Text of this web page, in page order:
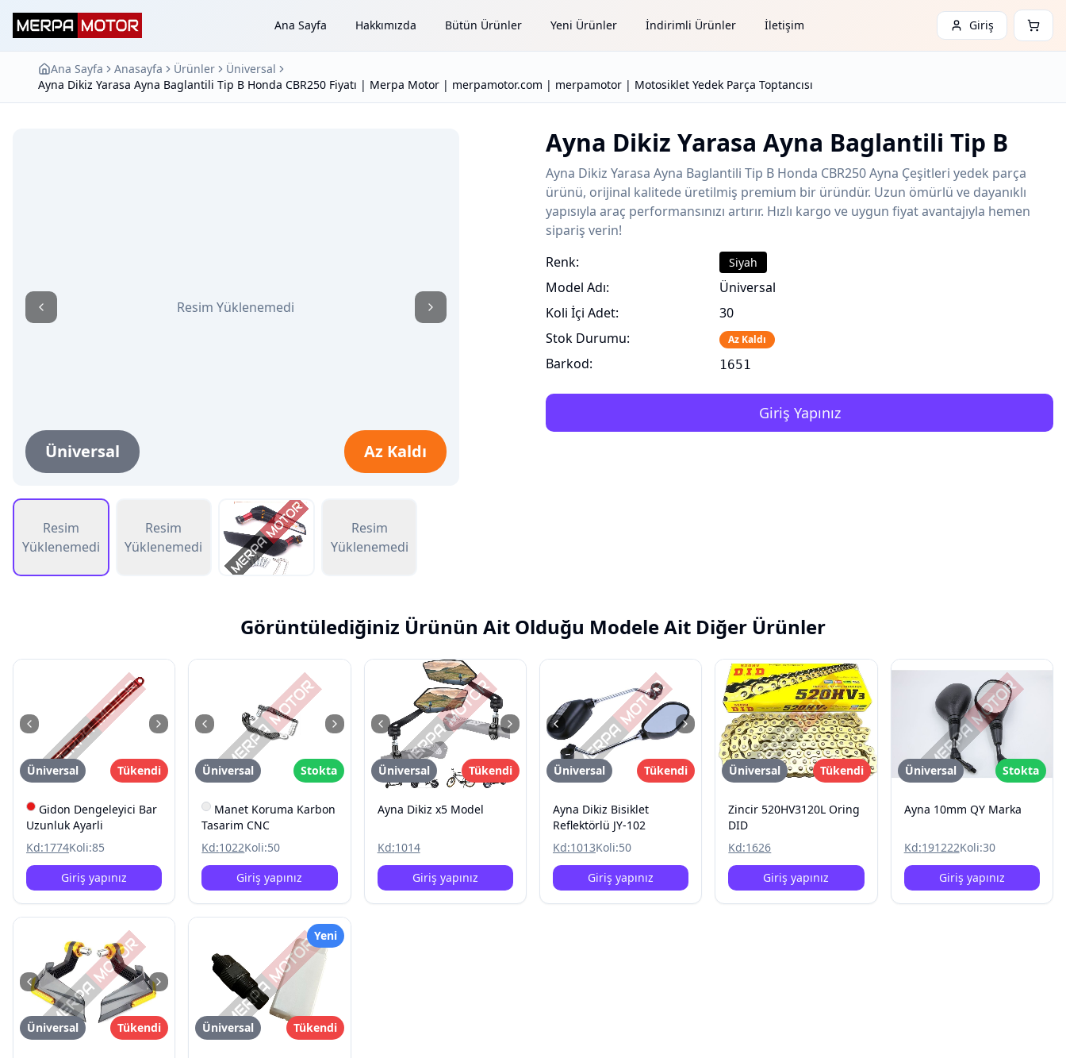
Ana Sayfa Hakkımızda Bütün Ürünler Yeni Ürünler İndirimli Ürünler İletişim Giriş
Ana Sayfa Anasayfa Ürünler
Üniversal
Ayna Dikiz Yarasa Ayna Baglantili Tip B Honda CBR250 Fiyatı | Merpa Motor | merpamotor.com | merpamotor | Motosiklet Yedek Parça Toptancısı
Üniversal Az Kaldı
Resim Yüklenemedi
Resim
Yüklenemedi
Resim
Yüklenemedi
Resim
Yüklenemedi
Ayna Dikiz Yarasa Ayna Baglantili Tip B
Ayna Dikiz Yarasa Ayna Baglantili Tip B Honda CBR250 Ayna Çeşitleri yedek parça
ürünü, orijinal kalitede üretilmiş premium bir üründür. Uzun ömürlü ve dayanıklı
yapısıyla araç performansınızı artırır. Hızlı kargo ve uygun fiyat avantajıyla hemen
sipariş verin!
Renk:
Model Adı:
Koli İçi Adet:
Stok Durumu:
Barkod:
Siyah
Üniversal
30
Az Kaldı
1651
Giriş Yapınız
Görüntülediğiniz Ürünün Ait Olduğu Modele Ait Diğer Ürünler
Üniversal Tükendi
Gidon Dengeleyici Bar
Uzunluk Ayarli
Kd:1774Koli:85
Giriş yapınız
Üniversal Stokta
Manet Koruma Karbon
Tasarim CNC
Kd:1022Koli:50
Giriş yapınız
Üniversal Tükendi
Ayna Dikiz x5 Model
Kd:1014
Giriş yapınız
Üniversal Tükendi
Ayna Dikiz Bisiklet
Reflektörlü JY-102
Kd:1013Koli:50
Giriş yapınız
Üniversal Tükendi
Zincir 520HV3120L Oring
DID
Kd:1626
Giriş yapınız
Üniversal Stokta
Ayna 10mm QY Marka
Kd:191222Koli:30
Giriş yapınız
Üniversal Tükendi
Yeni
Üniversal Tükendi